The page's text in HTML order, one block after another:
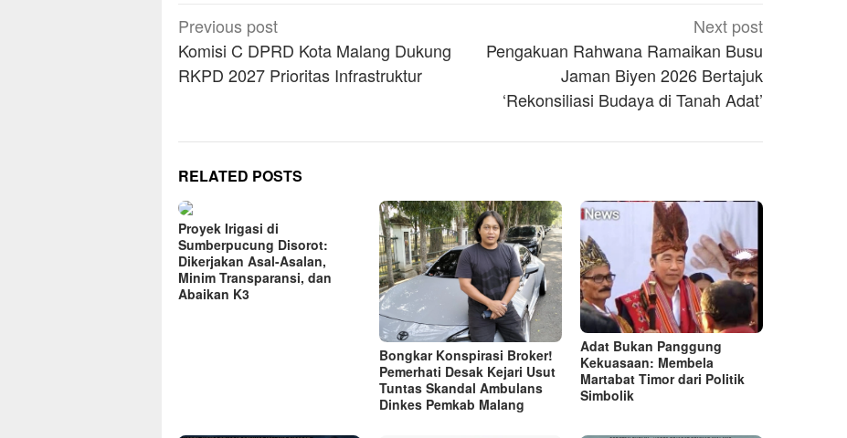
Post
navigation
Previous post
Komisi C DPRD Kota Malang Dukung
RKPD 2027 Prioritas Infrastruktur
Next post
Pengakuan Rahwana Ramaikan Busu
Jaman Biyen 2026 Bertajuk
‘Rekonsiliasi Budaya di Tanah Adat’
RELATED POSTS
Proyek Irigasi di
Sumberpucung Disorot:
Dikerjakan Asal-Asalan,
Minim Transparansi, dan
Abaikan K3
Bongkar Konspirasi Broker!
Pemerhati Desak Kejari Usut
Tuntas Skandal Ambulans
Dinkes Pemkab Malang
Adat Bukan Panggung
Kekuasaan: Membela
Martabat Timor dari Politik
Simbolik